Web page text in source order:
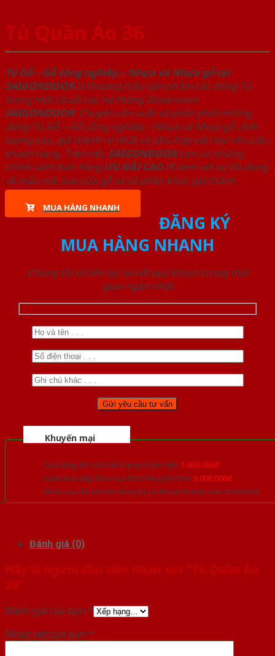
Tủ Quần Áo 36
Tủ Gỗ – Gỗ công nghiêp – Nhựa và Nhựa gỗ tại
SAIGONDOORlà thương hiệu sản phẩm các dòng Tủ
trong một chuỗi các hệ thống Showroom
SAIGONDOOR. Chuyên sản xuất và phân phối những
dòng Tủ Gỗ – Gỗ công nghiêp – Nhựa và Nhựa gỗ chất
lượng cao, giá thành rẻ nhất và phù hợp với mọi nhu cầu
khách hàng. Trên hết, SAIGONDOORcòn có những
chính sách bán hàng ƯU ĐÃI CAOđi kèm với sự đa dạng
về mẫu mã, loại cửa gỗ và cả phân khúc giá thành.
MUA HÀNG NHANH
ĐĂNG KÝ
MUA HÀNG NHANH
Chúng tôi sẽ liên lạc lại với quý khách trong thời
gian ngắn nhất
Khuyến mại
Quà tặng đồ nội thất trang trí lên đến 1.000.000đ
Giảm trực tiếp khi mua đơn hàng lớn hơn 3.000.000đ
Nhiều ưu đãi lớn khi đăng ký tài khoản thành viên thân thiết
Đánh giá (0)
Hãy là người đầu tiên nhận xét “Tủ Quần Áo
36”
Đánh giá của bạn *
Nhận xét của bạn *